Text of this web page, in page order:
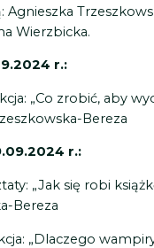
Agnieszka
Wierzbicka.
r.:
„Co zrobić, aby
Bereza
r.:
„Jak się robi
Bereza
„Dlaczego